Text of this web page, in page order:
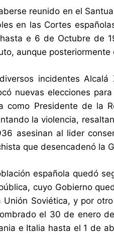
reunido en el
en las Cortes
e 6 de Octubre de
aunque
incidentes
nuevas elecciones
como Presidente de la
la violencia,
asesinan al lider
que desencadenó la
española quedó
cuyo Gobierno
Unión Soviética, y por
el 30 de enero
e Italia hasta el 1 de